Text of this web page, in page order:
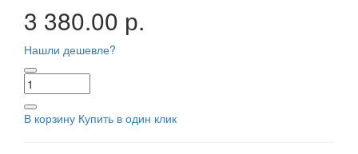
3 380.00 р.
Нашли дешевле?
В корзину Купить в один клик